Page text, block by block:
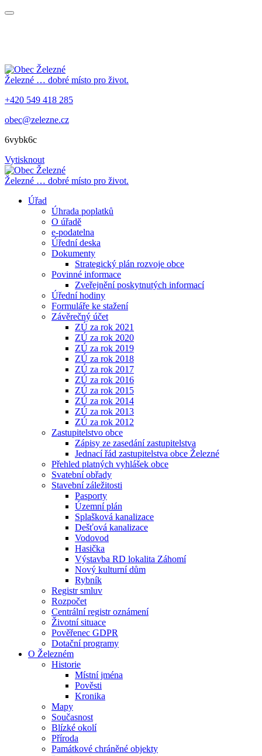
Železné … dobré místo pro život.
+420 549 418 285
obec@zelezne.cz
6vybk6c
Vytisknout
Železné … dobré místo pro život.
Úřad
Úhrada poplatků
O úřadě
e-podatelna
Úřední deska
Dokumenty
Strategický plán rozvoje obce
Povinné informace
Zveřejnění poskytnutých informací
Úřední hodiny
Formuláře ke stažení
Závěrečný účet
ZÚ za rok 2021
ZÚ za rok 2020
ZÚ za rok 2019
ZÚ za rok 2018
ZÚ za rok 2017
ZÚ za rok 2016
ZÚ za rok 2015
ZÚ za rok 2014
ZÚ za rok 2013
ZÚ za rok 2012
Zastupitelstvo obce
Zápisy ze zasedání zastupitelstva
Jednací řád zastupitelstva obce Železné
Přehled platných vyhlášek obce
Svatební obřady
Stavební záležitosti
Pasporty
Územní plán
Splašková kanalizace
Dešťová kanalizace
Vodovod
Hasička
Výstavba RD lokalita Záhomí
Nový kulturní dům
Rybník
Registr smluv
Rozpočet
Centrální registr oznámení
Životní situace
Pověřenec GDPR
Dotační programy
O Železném
Historie
Místní jména
Pověsti
Kronika
Mapy
Současnost
Blízké okolí
Příroda
Památkové chráněné objekty